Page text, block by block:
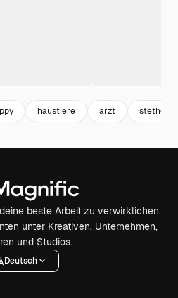
haustiere arzt
beste Arbeit zu verwirklichen.
unter Kreativen, Unternehmen,
und Studios.
Deutsch